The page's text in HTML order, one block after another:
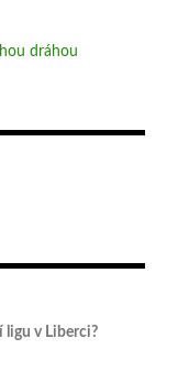
dráhou
ligu v Liberci?